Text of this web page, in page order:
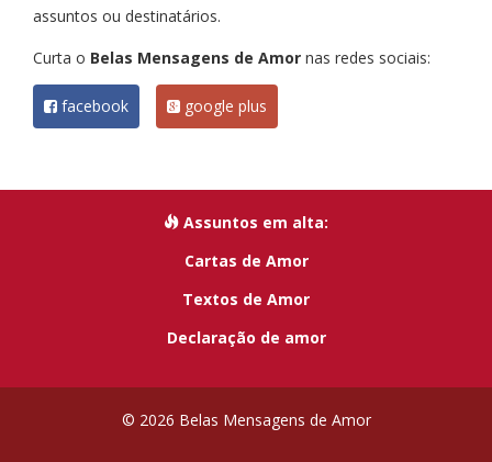
assuntos ou destinatários.
Curta o Belas Mensagens de Amor nas redes sociais:
facebook google plus
Assuntos em alta:
Cartas de Amor
Textos de Amor
Declaração de amor
© 2026 Belas Mensagens de Amor